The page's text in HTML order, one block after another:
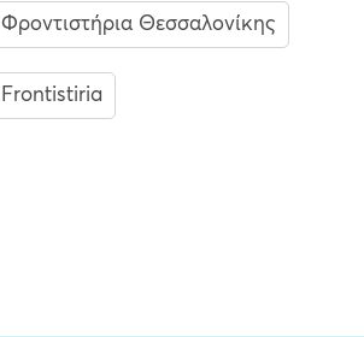
Φροντιστήρια Θεσσαλονίκης
Frontistiria